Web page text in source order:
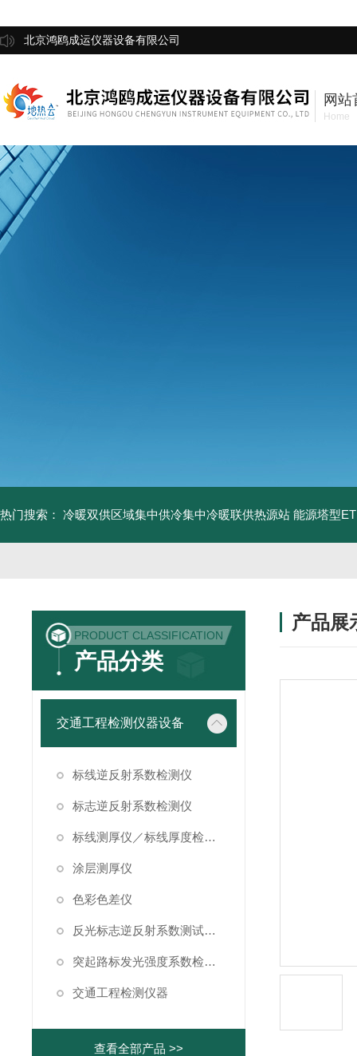
北京鸿鸥成运仪器设备有限公司
网站
Home
热门搜索： 冷暖双供区域集中供冷集中冷暖联供热源站 能源塔型
PRODUCT CLASSIFICATION
产品分类
交通工程检测仪器设备
标线逆反射系数检测仪
标志逆反射系数检测仪
标线测厚仪／标线厚度检测仪
涂层测厚仪
色彩色差仪
反光标志逆反射系数测试仪/反光标线逆反射系数测试仪
突起路标发光强度系数检测仪
交通工程检测仪器
查看全部产品 >>
产品展